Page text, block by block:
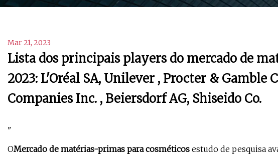
Mar 21, 2023
Lista dos principais players do mercado de
2023: L'Oréal SA, Unilever , Procter & Gamble
Companies Inc. , Beiersdorf AG, Shiseido Co.
"
OMercado de matérias-primas para cosméticos estudo de pesquisa